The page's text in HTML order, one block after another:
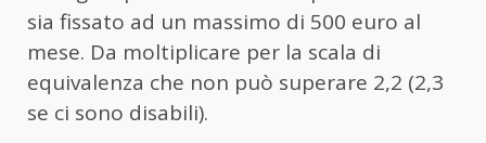
sia fissato ad un massimo di 500 euro al
mese. Da moltiplicare per la scala di
equivalenza che non può superare 2,2 (2,3
se ci sono disabili).